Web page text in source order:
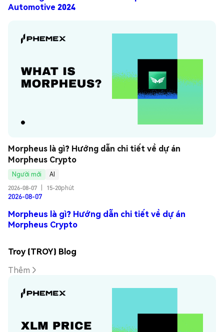
Automotive 2024
Morpheus là gì? Hướng dẫn chi tiết về dự án
Morpheus Crypto
Người mới
AI
2026-08-07
15-20phút
2026-08-07
Morpheus là gì? Hướng dẫn chi tiết về dự án
Morpheus Crypto
Troy (TROY) Blog
Thêm